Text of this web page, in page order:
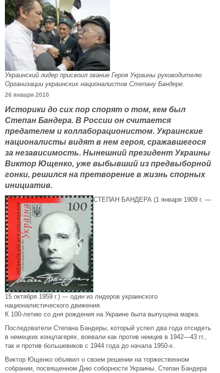
Украинский лидер присвоил звание Героя Украины руководителю
Организации украинских националистов Степану Бандере.
26 января 2010
Историки до сих пор спорят о том, кем был
Степан Бандера. В России он считается
предателем и коллаборационистом. Украинские
националисты видят в нем героя, сражавшегося
за независимость. Нынешний президент Украины
Виктор Ющенко, уже выбывший из предвыборной
гонки, решился на претворение в жизнь спорных
инициатив.
СТЕПАН БАНДЕРА (1 января 1909 г. —
15 октября 1959 г.) — один из лидеров украинского
националистического движения.
К 100-летию со дня рождения на Украине была выпущена марка.
Последователи Степана Бандеры, который успел два года отсидеть
в немецких концлагерях, воевали как против немцев в 1942—43 гг.,
так и против большевиков с 1944 года до начала 1950-х.
Виктор Ющенко объявил о своем решении на торжественном
собрании, посвященном Дню соборности Украины. Степан Бандера